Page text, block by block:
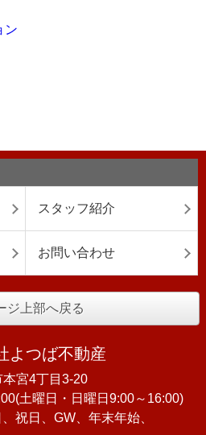
スタッフ紹介
お問い合わせ
ジ上部へ戻る
よつば不動産
本宮4丁目3-20
土曜日・日曜日9:00～16:00)
祝日、GW、年末年始、